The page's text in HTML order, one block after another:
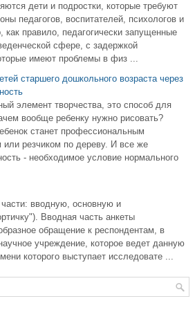
дети и подростки, которые требуют
педагогов, воспитателей, психологов и
как правило, педагогически запущенные
сфере, с задержкой
имеют проблемы в физ ...
старшего дошкольного возраста через
элемент творчества, это способ для
вообще ребенку нужно рисовать?
станет профессиональным
или резчиком по дереву. И все же
- необходимое условие нормального
вводную, основную и
Вводная часть анкеты
обращение к респондентам, в
учреждение, которое ведет данную
которого выступает исследовате ...